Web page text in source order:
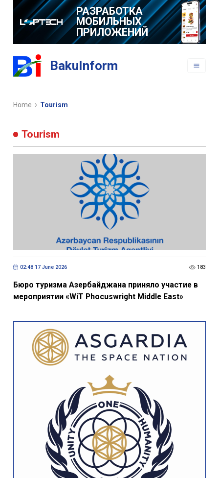
РАЗРАБОТКА
МОБИЛЬНЫХ
ПРИЛОЖЕНИЙ
BakuInform
Home Tourism
Tourism
02:48 17 June 2026 183
Бюро туризма Азербайджана приняло участие в
мероприятии «WiT Phocuswright Middle East»